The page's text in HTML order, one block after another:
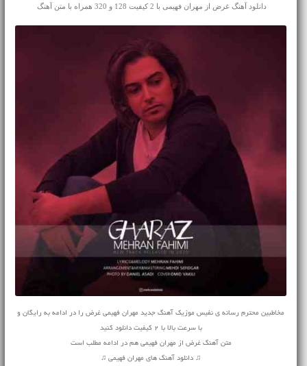
دانلود آهنگ غرض از مهران فهیمی با 2 کیفیت 128 و 320 همراه با متن آهنگ
مخاطبین محترم رسانه ی نفیس موزیک آهنگ جدید مهران فهیمی غرض را در ادامه به رایگان و
با سرعت بالا با 2 کیفیت دانلود کنید
متن آهنگ غرض از مهران فهیمی هم در ادامه مطلب است
♫ دانلود آهنگ های مهران فهیمی ♫